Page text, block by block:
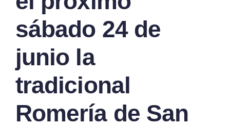
sábado 24 de
junio la
tradicional
Romería de San